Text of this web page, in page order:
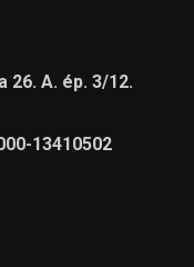
26. A. ép. 3/12.
13410502